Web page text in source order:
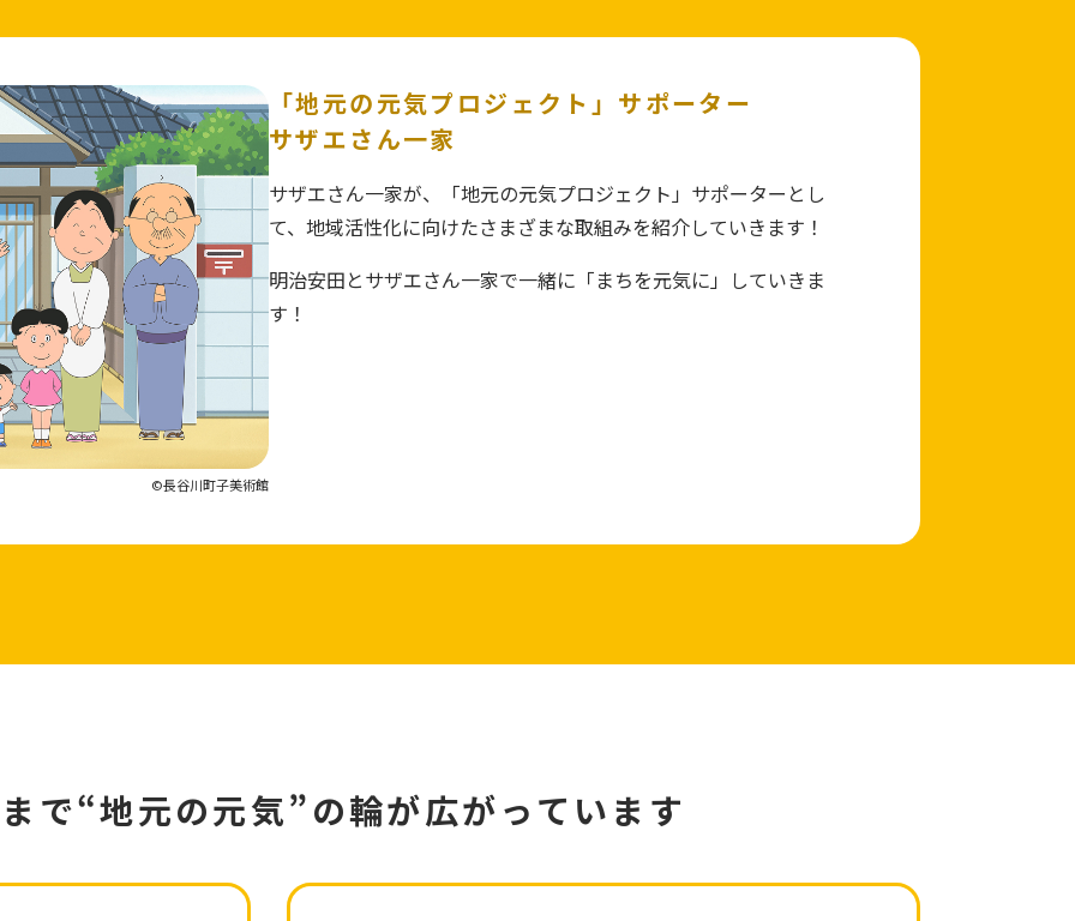
©長谷川町子美術館
「地元の元気プロジェクト」サポーター
サザエさん一家
サザエさん一家が、
「地元の元気プロジェクト」サポーターとし
て、地域活性化に向けたさまざまな取組みを紹介していきます！
明治安田とサザエさん一家で一緒に「まちを元気に」していきま
す！
で“地元の元気”の輪が広がっています